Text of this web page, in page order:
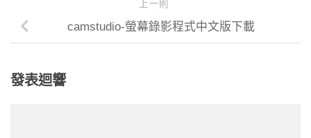
上一則
camstudio-螢幕錄影程式中文版下載
發表迴響